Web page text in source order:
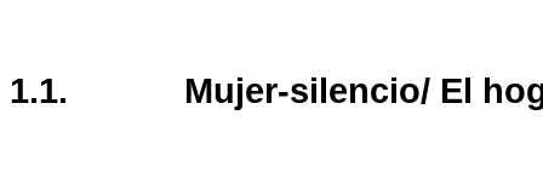
1.1. Mujer-silencio/ El